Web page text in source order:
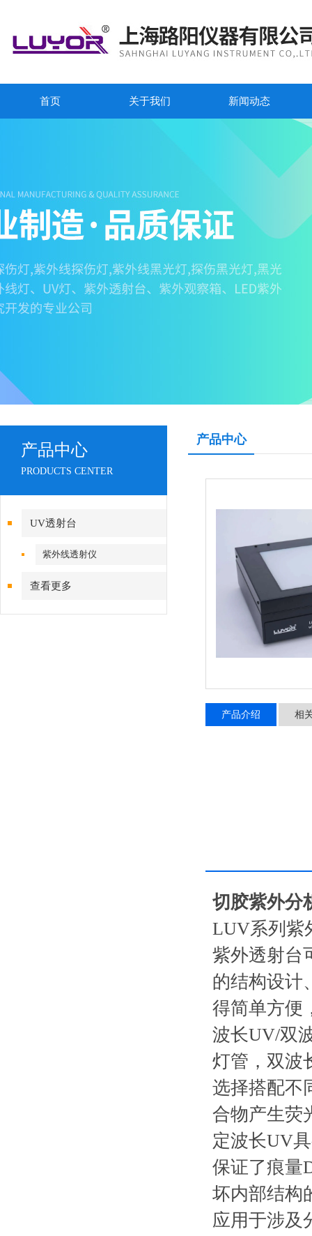
首页 关于我们 新闻动态
产品中心
PRODUCTS CENTER
UV透射台
紫外线透射仪
查看更多
产品中心
产品介绍 相
切胶紫外分
LUV系列紫
紫外透射台
的结构设计
得简单方便
波长UV/双
灯管，双波
选择搭配不
合物产生荧
定波长UV
保证了痕量
坏内部结构
应用于涉及